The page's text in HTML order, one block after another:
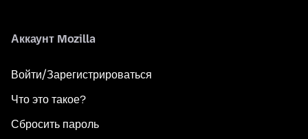
Аккаунт Mozilla
Войти/Зарегистрироваться
Что это такое?
Сбросить пароль